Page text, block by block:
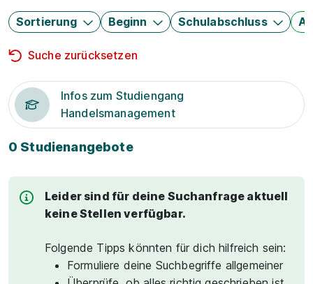
Sortierung Beginn Schulabschluss
Suche zurücksetzen
Infos zum Studiengang
Handelsmanagement
0 Studienangebote
Leider sind für deine Suchanfrage aktuell
keine Stellen verfügbar.
Folgende Tipps könnten für dich hilfreich sein:
Formuliere deine Suchbegriffe allgemeiner